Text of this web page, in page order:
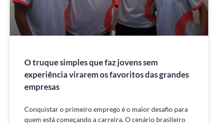
O truque simples que faz jovens sem
experiência virarem os favoritos das grandes
empresas
Conquistar o primeiro emprego é o maior desafio para
quem está começando a carreira. O cenário brasileiro